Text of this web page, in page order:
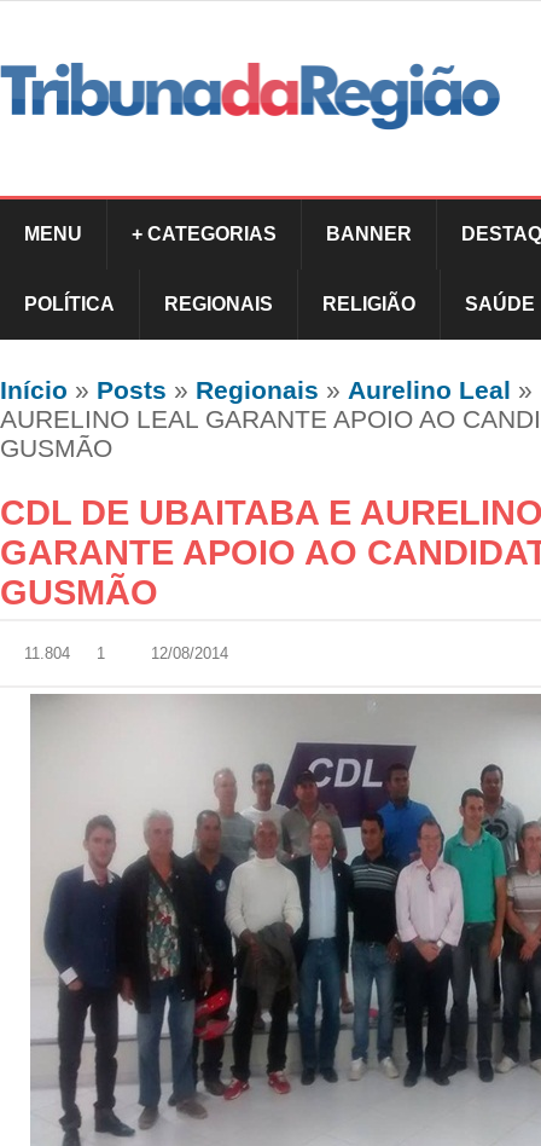
MENU + CATEGORIAS BANNER
POLÍTICA REGIONAIS RELIGIÃO SAÚDE
Início » Posts » Regionais » Aurelino Leal »
AURELINO LEAL GARANTE APOIO AO
GUSMÃO
CDL DE UBAITABA E
GARANTE APOIO AO
GUSMÃO
11.804 1 12/08/2014